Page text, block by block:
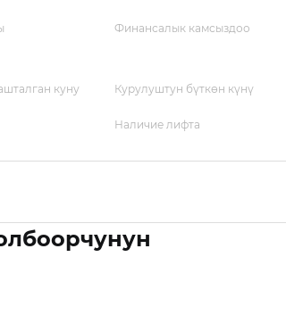
Финансалык камсыздоо
куну Курулуштун бүткөн күнү
Наличие лифта